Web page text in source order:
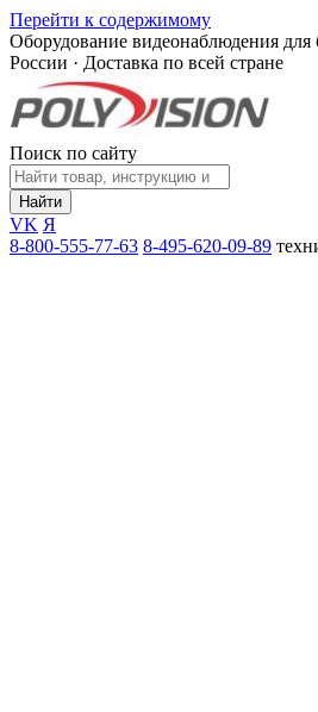
Перейти к содержимому
Оборудование видеонаблюдения для
России · Доставка по всей стране
Поиск по сайту
Найти
VK Я
8-800-555-77-63 8-495-620-09-89